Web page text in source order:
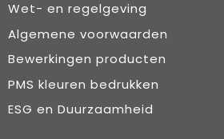
Wet- en regelgeving
Algemene voorwaarden
Bewerkingen producten
PMS kleuren bedrukken
ESG en Duurzaamheid